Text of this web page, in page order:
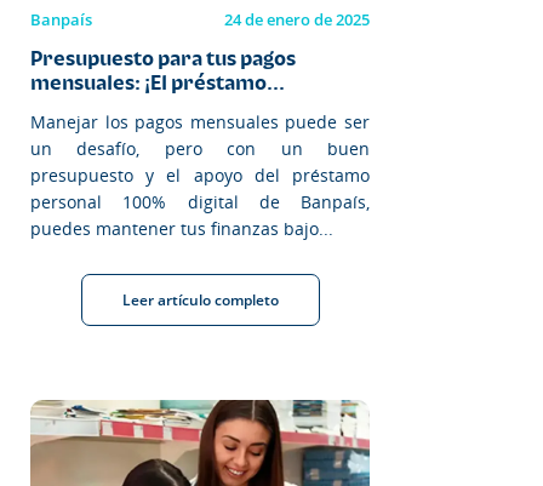
Banpaís 24 de enero de 2025
Presupuesto para tus pagos
mensuales: ¡El préstamo...
Manejar los pagos mensuales puede ser
un desafío, pero con un buen
presupuesto y el apoyo del préstamo
personal 100% digital de Banpaís,
puedes mantener tus finanzas bajo...
Leer artículo completo